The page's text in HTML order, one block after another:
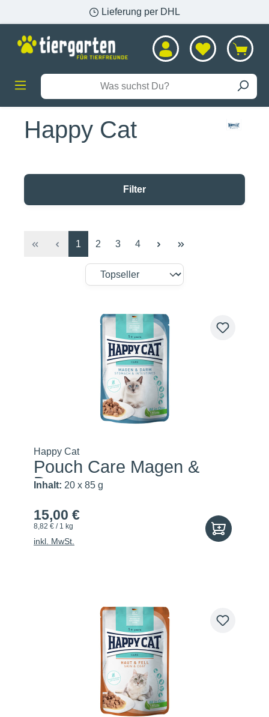
Lieferung per DHL
Happy Cat
Filter
Seite
1 Seite
2 Seite
3 Seite
4
Happy Cat
Pouch Care Magen &
Darm
Inhalt: 20 x 85 g
15,00 €
8,82 € / 1 kg
inkl. MwSt.